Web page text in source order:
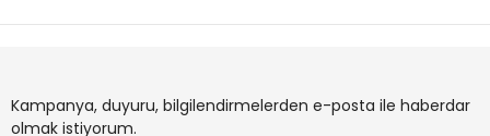
Kampanya, duyuru, bilgilendirmelerden e-posta ile haberdar
olmak istiyorum.